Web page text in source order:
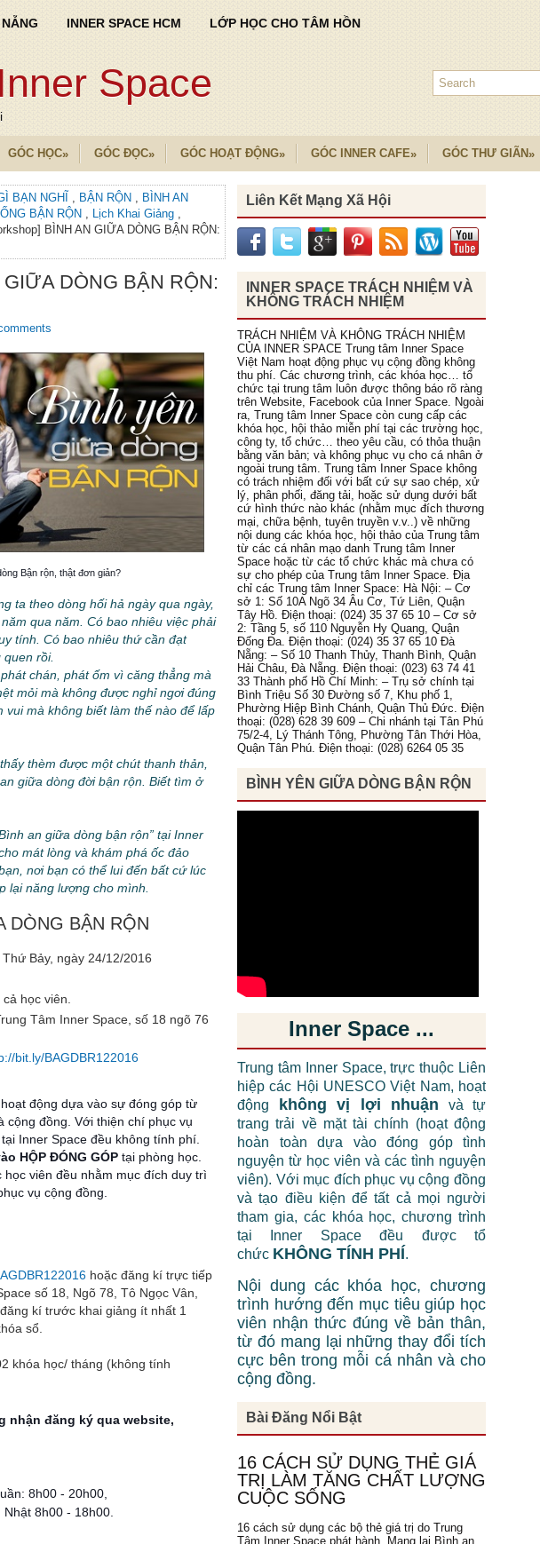
INNER SPACE HCM LỚP HỌC CHO TÂM HỒN
Space
GÓC HỌC» GÓC ĐỌC» GÓC HOẠT ĐỘNG» GÓC INNER CAFE» GÓC THƯ GIÃN»
BẠN NGHĨ , BẬN RỘN , BÌNH AN
BẬN RỘN , Lịch Khai Giảng ,
BÌNH AN GIỮA DÒNG BẬN RỘN:
DÒNG BẬN RỘN:
Bận rộn, thật đơn giản?
ta theo dòng hối hả ngày qua ngày,
qua năm. Có bao nhiêu việc phải
tính. Có bao nhiêu thứ cần đạt
rồi.
chán, phát ốm vì căng thẳng mà
mỏi mà không được nghỉ ngơi đúng
vui mà không biết làm thế nào để lấp
thèm được một chút thanh thản,
giữa dòng đời bận rộn. Biết tìm ở
an giữa dòng bận rộn” tại Inner
mát lòng và khám phá ốc đảo
nơi bạn có thể lui đến bất cứ lúc
lại năng lượng cho mình.
DÒNG BẬN RỘN
Bảy, ngày 24/12/2016
học viên.
Tâm Inner Space, số 18 ngõ 76
bit.ly/BAGDBR122016
động dựa vào sự đóng góp từ
cộng đồng. Với thiện chí phục vụ
Inner Space đều không tính phí.
HỘP ĐÓNG GÓP tại phòng học.
viên đều nhằm mục đích duy trì
vụ cộng đồng.
hoặc đăng kí trực tiếp
số 18, Ngõ 78, Tô Ngọc Vân,
kí trước khai giảng ít nhất 1
sổ.
khóa học/ tháng (không tính
nhận đăng ký qua website,
8h00 - 20h00,
8h00 - 18h00
Liên Kết Mạng Xã Hội
INNER SPACE TRÁCH NHIỆM VÀ
KHÔNG TRÁCH NHIỆM
TRÁCH NHIỆM VÀ KHÔNG TRÁCH NHIỆM
CỦA INNER SPACE Trung tâm Inner Space
Việt Nam hoạt động phục vụ cộng đồng không
thu phí. Các chương trình, các khóa học… tổ
chức tại trung tâm luôn được thông báo rõ ràng
trên Website, Facebook của Inner Space. Ngoài
ra, Trung tâm Inner Space còn cung cấp các
khóa học, hội thảo miễn phí tại các trường học,
công ty, tổ chức… theo yêu cầu, có thỏa thuận
bằng văn bản; và không phục vụ cho cá nhân ở
ngoài trung tâm. Trung tâm Inner Space không
có trách nhiệm đối với bất cứ sự sao chép, xử
lý, phân phối, đăng tải, hoặc sử dụng dưới bất
cứ hình thức nào khác (nhằm mục đích thương
mại, chữa bệnh, tuyên truyền v.v..) về những
nội dung các khóa học, hội thảo của Trung tâm
từ các cá nhân mạo danh Trung tâm Inner
Space hoặc từ các tổ chức khác mà chưa có
sự cho phép của Trung tâm Inner Space. Địa
chỉ các Trung tâm Inner Space: Hà Nội: – Cơ
sở 1: Số 10A Ngõ 34 Âu Cơ, Tứ Liên, Quận
Tây Hồ. Điện thoại: (024) 35 37 65 10 – Cơ sở
2: Tầng 5, số 110 Nguyễn Hy Quang, Quận
Đống Đa. Điện thoại: (024) 35 37 65 10 Đà
Nẵng: – Số 10 Thanh Thủy, Thanh Bình, Quận
Hải Châu, Đà Nẵng. Điện thoại: (023) 63 74 41
33 Thành phố Hồ Chí Minh: – Trụ sở chính tại
Bình Triệu Số 30 Đường số 7, Khu phố 1,
Phường Hiệp Bình Chánh, Quận Thủ Đức. Điện
thoại: (028) 628 39 609 – Chi nhánh tại Tân Phú
75/2-4, Lý Thánh Tông, Phường Tân Thới Hòa,
Quận Tân Phú. Điện thoại: (028) 6264 05 35
BÌNH YÊN GIỮA DÒNG BẬN RỘN
Inner Space ...
Trung tâm Inner Space, trực thuộc Liên
hiệp các Hội UNESCO Việt Nam, hoạt
động
không vị lợi nhuận và tự
trang trải về mặt tài chính (hoạt động
hoàn toàn dựa vào đóng góp tình
nguyện từ học viên và các tình nguyện
viên). Với mục đích phục vụ cộng đồng
và tạo điều kiện để tất cả mọi người
tham gia, các khóa học, chương trình
tại Inner Space đều được tổ
chức KHÔNG TÍNH PHÍ.
Nội dung các khóa học, chương
trình hướng đến mục tiêu giúp học
viên nhận thức đúng về bản thân,
từ đó mang lại những thay đổi tích
cực bên trong mỗi cá nhân và cho
cộng đồng.
Bài Đăng Nổi Bật
16 CÁCH SỬ DỤNG THẺ GIÁ
TRỊ LÀM TĂNG CHẤT LƯỢNG
CUỘC SỐNG
16 cách sử dụng các bộ thẻ giá trị do Trung
Tâm Inner Space phát hành. Mang lại Bình an